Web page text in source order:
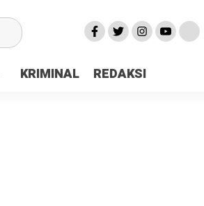
KRIMINAL REDAKSI